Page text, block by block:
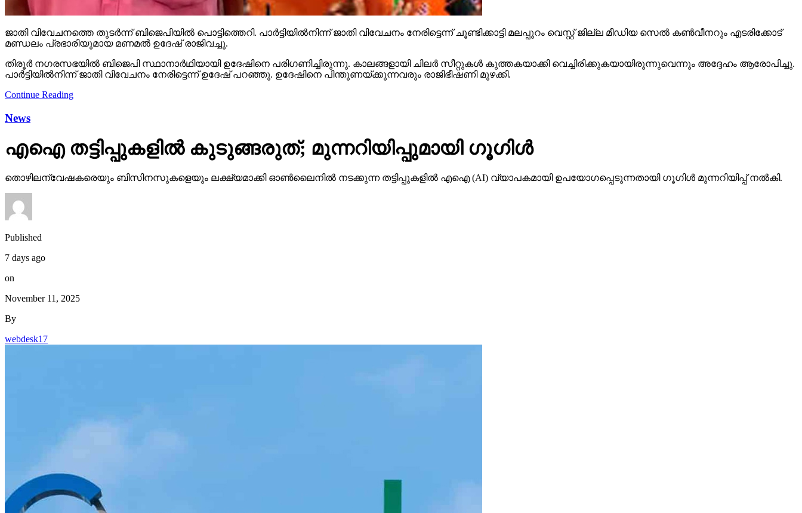
ജാതി വിവേചനത്തെ തുടര്‍ന്ന് ബിജെപിയില്‍ പൊട്ടിത്തെറി. പാര്‍ട്ടിയില്‍നിന്ന് ജാതി വിവേചനം നേരിട്ടെന്ന് ചൂണ്ടിക്കാട്ടി മലപ്പുറം വെസ്റ്റ് ജില്ല മീഡിയ സെല്‍ കണ്‍വീനറും എടരിക്കോട്
മണ്ഡലം പ്രഭാരിയുമായ മണമല്‍ ഉദേഷ് രാജിവച്ചു.
തിരൂര്‍ നഗരസഭയില്‍ ബിജെപി സ്ഥാനാര്‍ഥിയായി ഉദേഷിനെ പരിഗണിച്ചിരുന്നു. കാലങ്ങളായി ചിലര്‍ സീറ്റുകള്‍ കുത്തകയാക്കി വെച്ചിരിക്കുകയായിരുന്നുവെന്നും അദ്ദേഹം ആരോപിച്ചു.
പാര്‍ട്ടിയില്‍നിന്ന് ജാതി വിവേചനം നേരിട്ടെന്ന് ഉദേഷ് പറഞ്ഞു. ഉദേഷിനെ പിന്തുണയ്ക്കുന്നവരും രാജിഭീഷണി മുഴക്കി.
Continue Reading
News
എഐ തട്ടിപ്പുകളില്‍ കുടുങ്ങരുത്; മുന്നറിയിപ്പുമായി ഗൂഗിള്‍
തൊഴിലന്വേഷകരെയും ബിസിനസുകളെയും ലക്ഷ്യമാക്കി ഓണ്‍ലൈനില്‍ നടക്കുന്ന തട്ടിപ്പുകളില്‍ എഐ (AI) വ്യാപകമായി ഉപയോഗപ്പെടുന്നതായി ഗൂഗിള്‍ മുന്നറിയിപ്പ് നല്‍കി.
Published
7 days ago
on
November 11, 2025
By
webdesk17